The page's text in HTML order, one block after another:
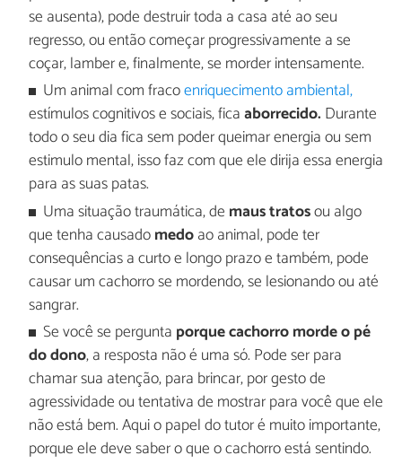
se ausenta), pode destruir toda a casa até ao seu
regresso, ou então começar progressivamente a se
coçar, lamber e, finalmente, se morder intensamente.
Um animal com fracoenriquecimento ambiental,
estímulos cognitivos e sociais, ficaaborrecido. Durante
todo o seu dia fica sem poder queimar energia ou sem
estimulo mental, isso faz com que ele dirija essa energia
para as suas patas.
Uma situação traumática, de maus tratosou algo
que tenha causadomedoao animal, pode ter
consequências a curto e longo prazo e também, pode
causar um cachorro se mordendo, se lesionando ou até
sangrar.
Se você se pergunta porque cachorro morde o pé
do dono, a resposta não é uma só. Pode ser para
chamar sua atenção, para brincar, por gesto de
agressividade ou tentativa de mostrar para você que ele
não está bem. Aqui o papel do tutor é muito importante,
porque ele deve saber o que o cachorro está sentindo.